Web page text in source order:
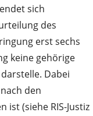
sich
des
erst sechs
keine gehörige
Dabei
den
ist (siehe RIS-Justiz